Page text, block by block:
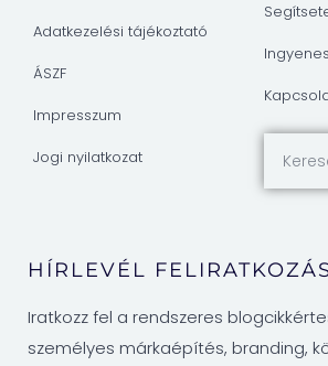
Adatkezelési tájékoztató
ÁSZF
Impresszum
Jogi nyilatkozat
HÍRLEVÉL
Iratkozz fel a rendszeres
személyes márkaépítés, branding,